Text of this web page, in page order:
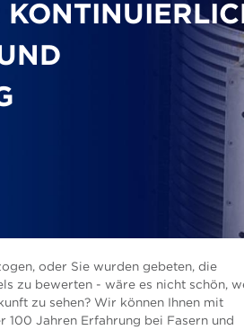
oder Sie wurden gebeten, die
zu bewerten - wäre es nicht schön,
zu sehen? Wir können Ihnen mit
100 Jahren Erfahrung bei Fasern und